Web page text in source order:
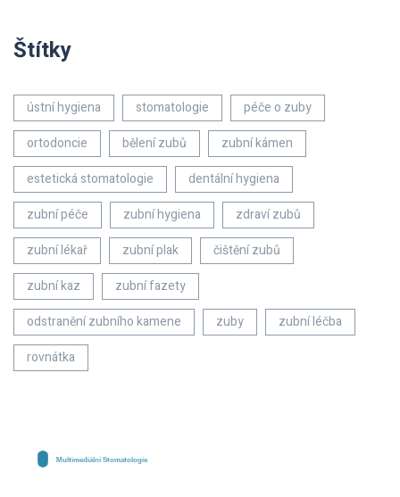
Štítky
ústní hygiena stomatologie
péče o zuby
ortodoncie
bělení zubů
zubní kámen
estetická stomatologie
dentální hygiena
zubní péče
zubní hygiena
zdraví zubů
zubní lékař
zubní plak
čištění zubů
zubní kaz
zubní fazety
odstranění zubního kamene
zuby
zubní léčba
rovnátka